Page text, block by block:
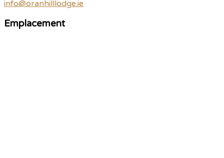
info@oranhilllodge.ie
Emplacement